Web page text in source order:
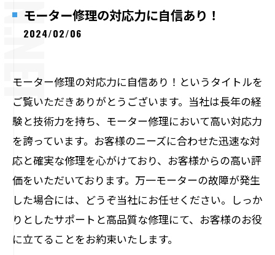
モーター修理の対応力に自信あり！
2024/02/06
モーター修理の対応力に自信あり！というタイトルを
ご覧いただきありがとうございます。当社は長年の経
験と技術力を持ち、モーター修理において高い対応力
を誇っています。お客様のニーズに合わせた迅速な対
応と確実な修理を心がけており、お客様からの高い評
価をいただいております。万一モーターの故障が発生
した場合には、どうぞ当社にお任せください。しっか
りとしたサポートと高品質な修理にて、お客様のお役
に立てることをお約束いたします。